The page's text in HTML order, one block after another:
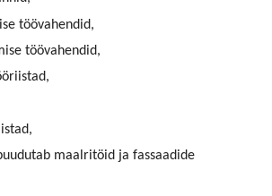
töövahendid,
töövahendid,
maalritöid ja fassaadide